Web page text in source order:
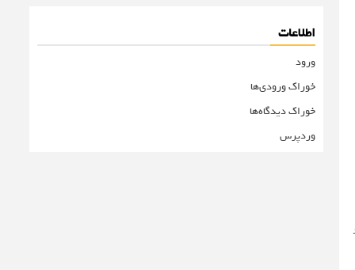
اطلاعات
ورود
خوراک ورودی‌ها
خوراک دیدگاه‌ها
وردپرس